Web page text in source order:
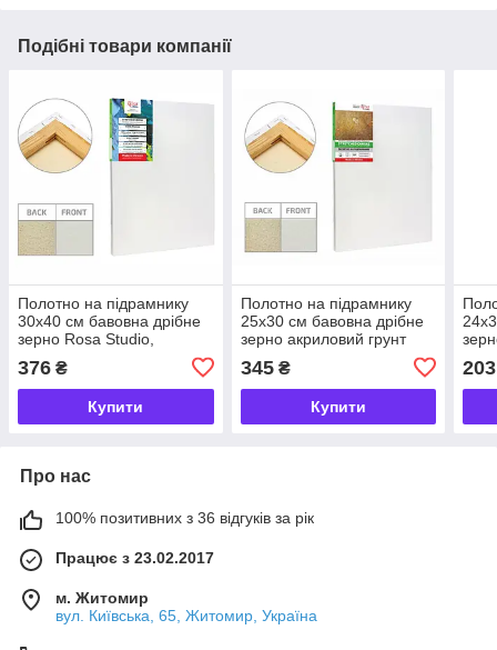
Подібні товари компанії
Полотно на підрамнику
30х40 см бавовна дрібне
зерно Rosa Studio,
376 ₴
Купити
Полотно на підрамнику
25х30 см бавовна дрібне
зерно акриловий грунт
345₴
Купити
203
Про нас
100% позитивних з 36 відгуків за рік
Працює з 23.02.2017
м. Житомир
вул. Київська, 65, Житомир, Україна